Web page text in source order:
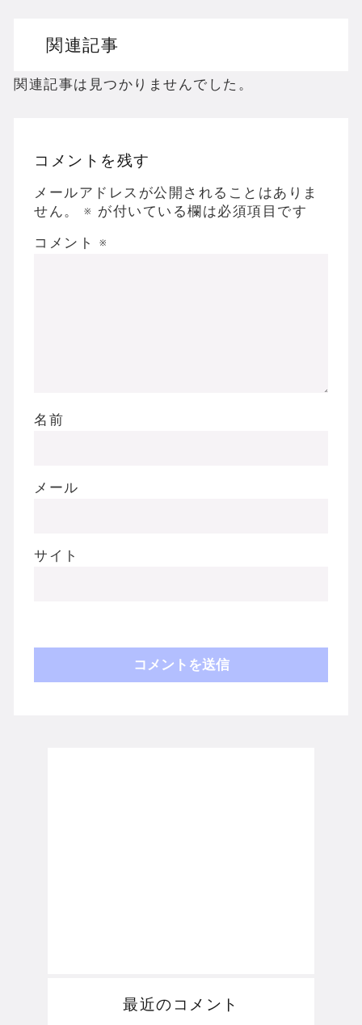
ドラゴンクエスト３の思い出
【聖剣伝説3】リースとアンジェラってなん
Powered by livedoor 相互RSS
関連記事
関連記事は見つかりませんでした。
コメントを残す
メールアドレスが公開されることはありま
せん。
※ が付いている欄は必須項目です
コメント ※
名前
メール
サイト
最近のコメント